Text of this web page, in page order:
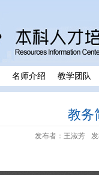
名师介绍 教学团队
教务
发布者：王淑芳